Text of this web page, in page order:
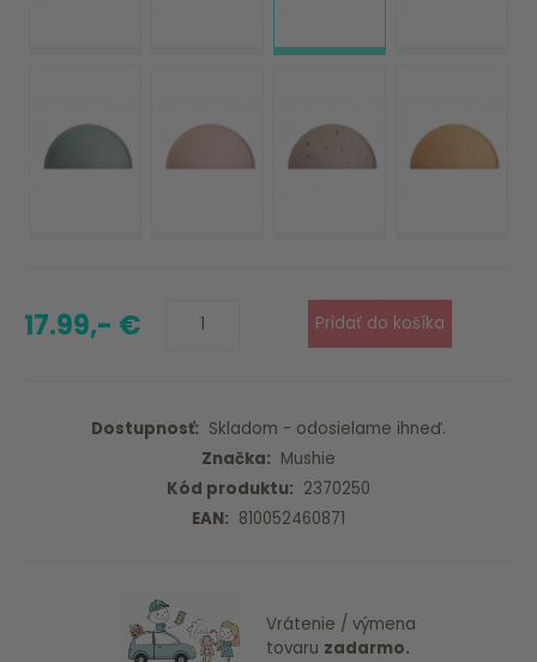
17.99,- €
Dostupnosť: Skladom - odosielame ihneď.
Značka: Mushie
Kód produktu: 2370250
EAN: 810052460871
Vrátenie / výmena
tovaru zadarmo.